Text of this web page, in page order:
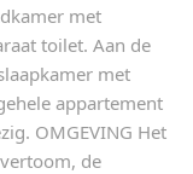
met
toilet. Aan de
met
appartement
OMGEVING Het
de